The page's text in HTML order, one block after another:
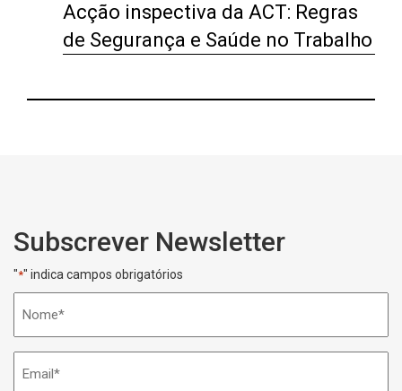
Acção inspectiva da ACT: Regras
de Segurança e Saúde no Trabalho
Subscrever Newsletter
"*" indica campos obrigatórios